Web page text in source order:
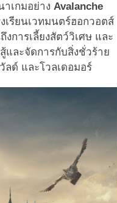
เกมอย่าง Avalanche
รียนเวทมนตร์ฮอกวอตส์
การเลี้ยงสัตว์วิเศษ และ
และจัดการกับสิ่งชั่วร้าย
ลด์ และโวลเดอมอร์